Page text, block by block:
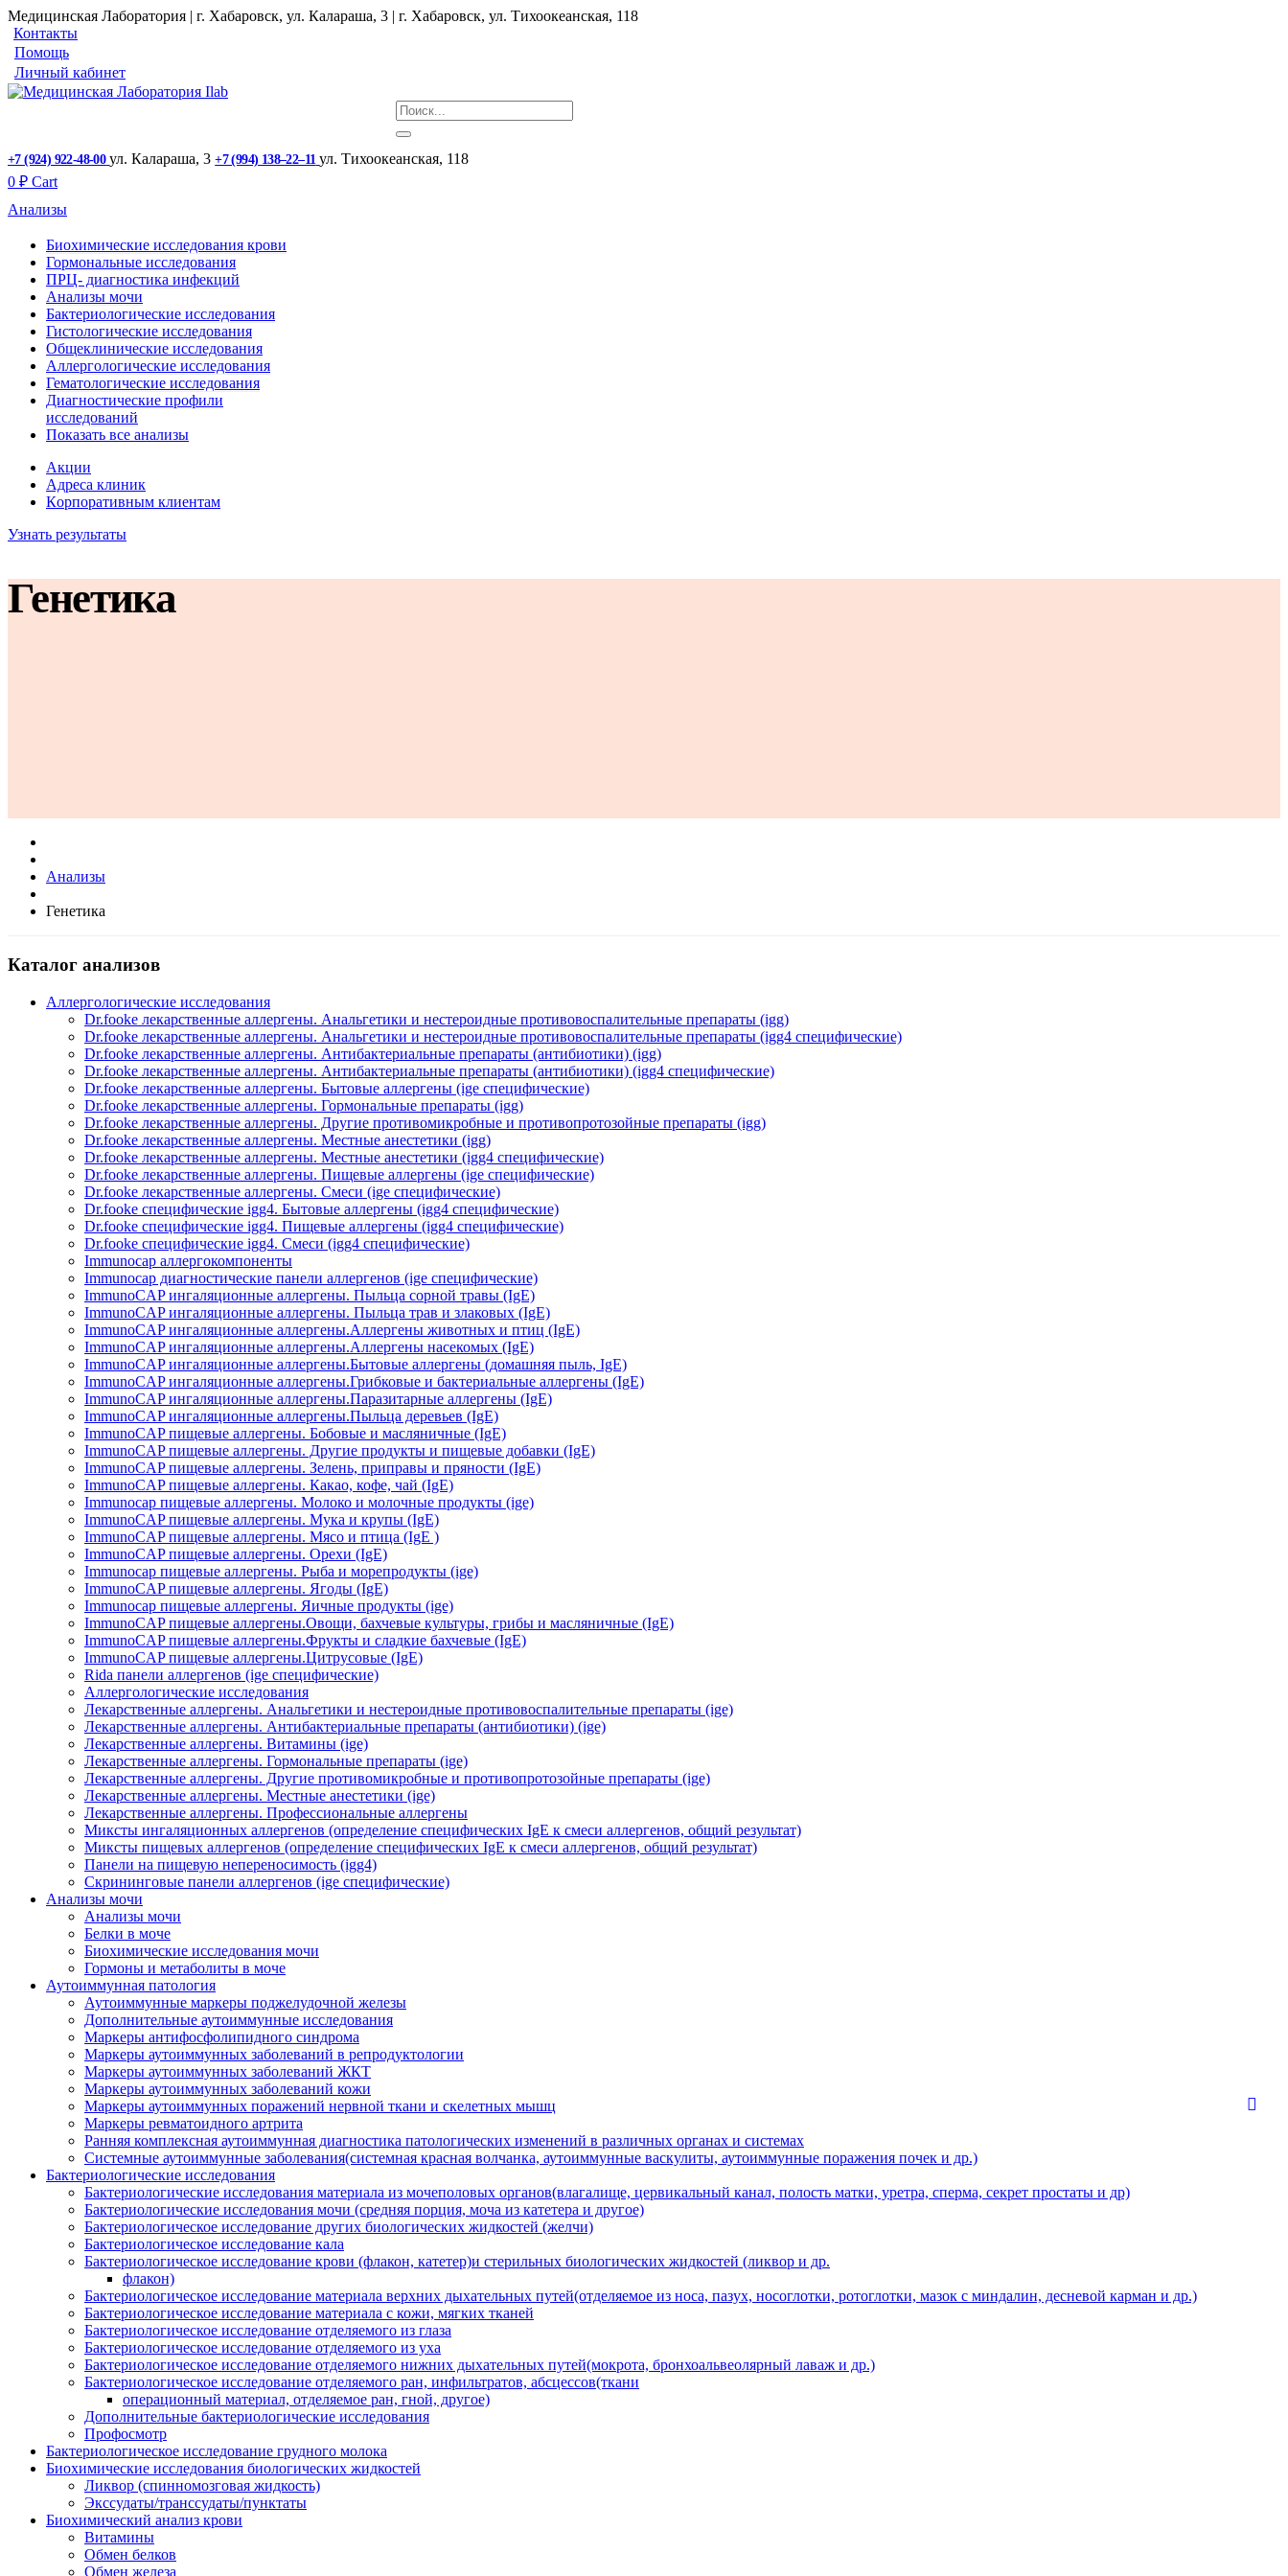
Медицинская Лаборатория | г. Хабаровск, ул. Калараша, 3 | г. Хабаровск, ул. ​Тихоокеанская, 118
Контакты
Помощь
Личный кабинет
+7 (924) 922-48-00 ул. ​Калараша, 3 +7 (994) 138‒22‒11 ул. ​Тихоокеанская, 118
0 ₽ Cart
Анализы
Биохимические исследования крови
Гормональные исследования
ПРЦ- диагностика инфекций
Анализы мочи
Бактериологические исследования
Гистологические исследования
Общеклинические исследования
Аллергологические исследования
Гематологические исследования
Диагностические профили
исследований
Показать все анализы
Акции
Адреса клиник
Кoрпоративным клиентам
Узнать результаты
Генетика
Анализы
Генетика
Каталог анализов
Аллергологические исследования
Dr.fooke лекарственные аллергены. Анальгетики и нестероидные противовоспалительные препараты (igg)
Dr.fooke лекарственные аллергены. Анальгетики и нестероидные противовоспалительные препараты (igg4 специфические)
Dr.fooke лекарственные аллергены. Антибактериальные препараты (антибиотики) (igg)
Dr.fooke лекарственные аллергены. Антибактериальные препараты (антибиотики) (igg4 специфические)
Dr.fooke лекарственные аллергены. Бытовые аллергены (ige специфические)
Dr.fooke лекарственные аллергены. Гормональные препараты (igg)
Dr.fooke лекарственные аллергены. Другие противомикробные и противопротозойные препараты (igg)
Dr.fooke лекарственные аллергены. Местные анестетики (igg)
Dr.fooke лекарственные аллергены. Местные анестетики (igg4 специфические)
Dr.fooke лекарственные аллергены. Пищевые аллергены (ige специфические)
Dr.fooke лекарственные аллергены. Смеси (ige специфические)
Dr.fooke специфические igg4. Бытовые аллергены (igg4 специфические)
Dr.fooke специфические igg4. Пищевые аллергены (igg4 специфические)
Dr.fooke специфические igg4. Смеси (igg4 специфические)
Immunocap аллергокомпоненты
Immunocap диагностические панели аллергенов (ige специфические)
ImmunoCAP ингаляционные аллергены. Пыльца сорной травы (IgE)
ImmunoCAP ингаляционные аллергены. Пыльца трав и злаковых (IgE)
ImmunoCAP ингаляционные аллергены.Аллергены животных и птиц (IgE)
ImmunoCAP ингаляционные аллергены.Аллергены насекомых (IgE)
ImmunoCAP ингаляционные аллергены.Бытовые аллергены (домашняя пыль, IgЕ)
ImmunoCAP ингаляционные аллергены.Грибковые и бактериальные аллергены (IgE)
ImmunoCAP ингаляционные аллергены.Паразитарные аллергены (IgE)
ImmunoCAP ингаляционные аллергены.Пыльца деревьев (IgE)
ImmunoCAP пищевые аллергены. Бобовые и масляничные (IgE)
ImmunoCAP пищевые аллергены. Другие продукты и пищевые добавки (IgE)
ImmunoCAP пищевые аллергены. Зелень, приправы и пряности (IgE)
ImmunoCAP пищевые аллергены. Какао, кофе, чай (IgE)
Immunocap пищевые аллергены. Молоко и молочные продукты (ige)
ImmunoCAP пищевые аллергены. Мука и крупы (IgE)
ImmunoCAP пищевые аллергены. Мясо и птица (IgE )
ImmunoCAP пищевые аллергены. Орехи (IgE)
Immunocap пищевые аллергены. Рыба и морепродукты (ige)
ImmunoCAP пищевые аллергены. Ягоды (IgE)
Immunocap пищевые аллергены. Яичные продукты (ige)
ImmunoCAP пищевые аллергены.Овощи, бахчевые культуры, грибы и масляничные (IgE)
ImmunoCAP пищевые аллергены.Фрукты и сладкие бахчевые (IgE)
ImmunoCAP пищевые аллергены.Цитрусовые (IgE)
Rida панели аллергенов (ige специфические)
Аллергологические исследования
Лекарственные аллергены. Анальгетики и нестероидные противовоспалительные препараты (ige)
Лекарственные аллергены. Антибактериальные препараты (антибиотики) (ige)
Лекарственные аллергены. Витамины (ige)
Лекарственные аллергены. Гормональные препараты (ige)
Лекарственные аллергены. Другие противомикробные и противопротозойные препараты (ige)
Лекарственные аллергены. Местные анестетики (ige)
Лекарственные аллергены. Профессиональные аллергены
Миксты ингаляционных аллергенов (определение специфических IgE к смеси аллергенов, общий результат)
Миксты пищевых аллергенов (определение специфических IgE к смеси аллергенов, общий результат)
Панели на пищевую непереносимость (igg4)
Скрининговые панели аллергенов (ige специфические)
Анализы мочи
Анализы мочи
Белки в моче
Биохимические исследования мочи
Гормоны и метаболиты в моче
Аутоиммунная патология
Аутоиммунные маркеры поджелудочной железы
Дополнительные аутоиммунные исследования
Маркеры антифосфолипидного синдрома
Маркеры аутоиммунных заболеваний в репродуктологии
Маркеры аутоиммунных заболеваний ЖКТ
Маркеры аутоиммунных заболеваний кожи
Маркеры аутоиммунных поражений нервной ткани и скелетных мышц
Маркеры ревматоидного артрита
Ранняя комплексная аутоиммунная диагностика патологических изменений в различных органах и системах
Системные аутоиммунные заболевания(системная красная волчанка, аутоиммунные васкулиты, аутоиммунные поражения почек и др.)
Бактериологические исследования
Бактериологические исследования материала из мочеполовых органов(влагалище, цервикальный канал, полость матки, уретра, сперма, секрет простаты и др)
Бактериологические исследования мочи (средняя порция, моча из катетера и другое)
Бактериологическое исследование других биологических жидкостей (желчи)
Бактериологическое исследование кала
Бактериологическое исследование крови (флакон, катетер)и стерильных биологических жидкостей (ликвор и др.
флакон)
Бактериологическое исследование материала верхних дыхательных путей(отделяемое из носа, пазух, носоглотки, ротоглотки, мазок с миндалин, десневой карман и др.)
Бактериологическое исследование материала с кожи, мягких тканей
Бактериологическое исследование отделяемого из глаза
Бактериологическое исследование отделяемого из уха
Бактериологическое исследование отделяемого нижних дыхательных путей(мокрота, бронхоальвеолярный лаваж и др.)
Бактериологическое исследование отделяемого ран, инфильтратов, абсцессов(ткани
операционный материал, отделяемое ран, гной, другое)
Дополнительные бактериологические исследования
Профосмотр
Бактериологическое исследование грудного молока
Биохимические исследования биологических жидкостей
Ликвор (спинномозговая жидкость)
Экссудаты/транссудаты/пунктаты
Биохимический анализ крови
Витамины
Обмен белков
Обмен железа